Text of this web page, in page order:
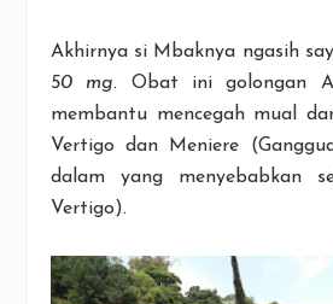
Akhirnya si Mbaknya ngasih
50 mg. Obat ini golongan
membantu mencegah mual
Vertigo dan Meniere
dalam yang menyebabkan
Vertigo).